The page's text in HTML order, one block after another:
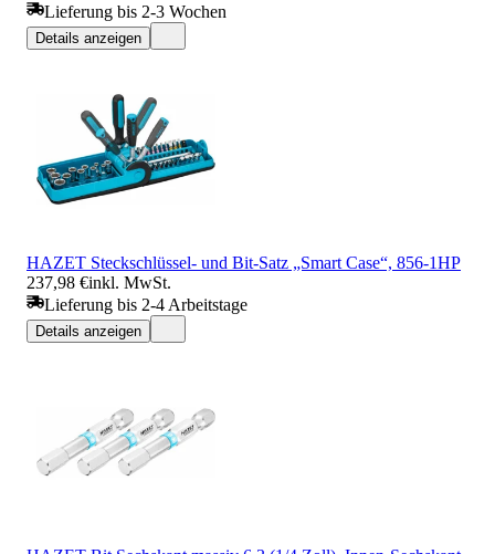
Lieferung bis 2-3 Wochen
Details anzeigen
HAZET Steckschlüssel- und Bit-Satz „Smart Case“, 856-1HP
237,98 €inkl. MwSt.
Lieferung bis 2-4 Arbeitstage
Details anzeigen